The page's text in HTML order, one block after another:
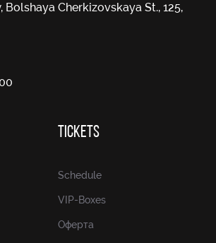
Bolshaya Cherkizovskaya St., 125,
TICKETS
Schedule
VIP-Boxes
Оферта